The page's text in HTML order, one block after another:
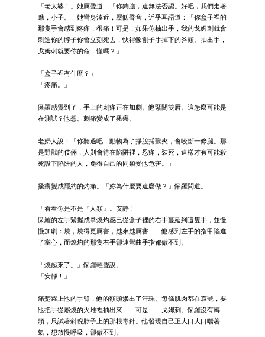
「老太婆！」她厲聲道，「你夠膽，這無法否認。好吧，我們走著
瞧，小子。」她彎身湊近，壓低聲音，近乎耳語道：「你盒子裡的
那隻手會感到疼痛，很痛！可是，如果你抽出手，我的戈姆刺就會
刺進你的脖子你會立刻死去，快得像劊子手揮下的斧頭。抽出手，
戈姆刺就要你的命，懂嗎？」
「盒子裡有什麼？」
「疼痛。」
保羅感覺到了，手上的刺痛正在加劇。他緊閉雙唇。這怎麼可能是
在測試？他想。刺痛變成了搔癢。
老婦人說：「你聽過吧，動物為了掙脫捕獸夾，會咬斷一條腿。那
是野獸的伎倆，人則會待在陷阱裡，忍痛，裝死，這樣才有可能殺
死設下陷阱的人，免得自己的同類受他危害。」
搔癢變成隱約的灼痛。「妳為什麼要這麼做？」保羅問道。
「看看你是不是『人類』。安靜！」
保羅的左手緊握成拳燒灼感已從盒子裡的右手蔓延到這隻手，並慢
慢加劇：燒，燒得更厲害，越來越厲害……他感到左手的指甲陷進
了掌心，而燒灼的那隻右手卻連彎曲手指都做不到。
「燒起來了。」保羅輕聲說。
「安靜！」
痛楚躍上他的手臂，他的額頭滲出了汗珠。每條肌肉都在哀號，要
他把手從燃燒的火堆裡抽出來……可是……戈姆刺。保羅沒有轉
頭，只試著斜睨脖子上的那根毒針。他發現自己正大口大口喘著
氣，想放慢呼吸，卻做不到。